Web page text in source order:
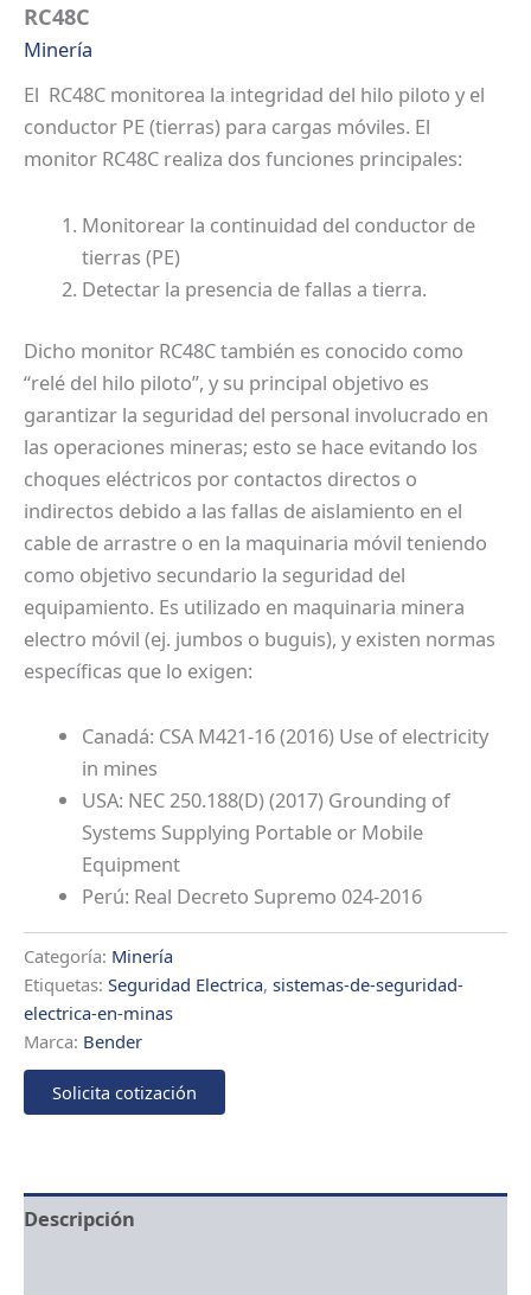
RC48C
Minería
El RC48C monitorea la integridad del hilo piloto y el
conductor PE (tierras) para cargas móviles. El
monitor RC48C realiza dos funciones principales:
Monitorear la continuidad del conductor de
tierras (PE)
Detectar la presencia de fallas a tierra.
Dicho monitor RC48C también es conocido como
“relé del hilo piloto”, y su principal objetivo es
garantizar la seguridad del personal involucrado en
las operaciones mineras; esto se hace evitando los
choques eléctricos por contactos directos o
indirectos debido a las fallas de aislamiento en el
cable de arrastre o en la maquinaria móvil teniendo
como objetivo secundario la seguridad del
equipamiento. Es utilizado en maquinaria minera
electro móvil (ej. jumbos o buguis), y existen normas
específicas que lo exigen:
Canadá: CSA M421-16 (2016) Use of electricity
in mines
USA: NEC 250.188(D) (2017) Grounding of
Systems Supplying Portable or Mobile
Equipment
Perú: Real Decreto Supremo 024-2016
Categoría: Minería
Etiquetas: Seguridad Electrica, sistemas-de-seguridad-
electrica-en-minas
Marca: Bender
Solicita cotización
Descripción